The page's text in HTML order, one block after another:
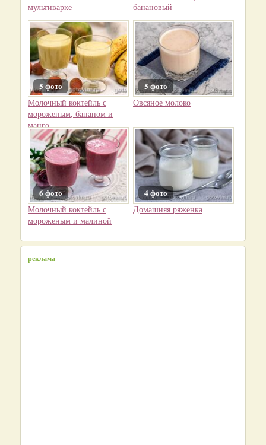
мультиварке
банановый
5 фото
Молочный коктейль с
мороженым, бананом и
манго
5 фото
Овсяное молоко
6 фото
Молочный коктейль с
мороженым и малиной
4 фото
Домашняя ряженка
реклама